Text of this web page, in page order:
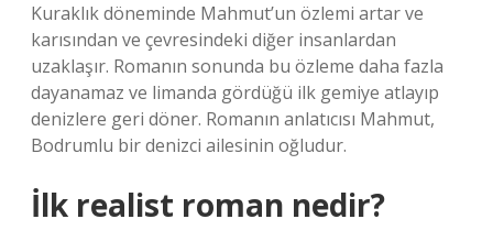
Kuraklık döneminde Mahmut’un özlemi artar ve
karısından ve çevresindeki diğer insanlardan
uzaklaşır. Romanın sonunda bu özleme daha fazla
dayanamaz ve limanda gördüğü ilk gemiye atlayıp
denizlere geri döner. Romanın anlatıcısı Mahmut,
Bodrumlu bir denizci ailesinin oğludur.
İlk realist roman nedir?